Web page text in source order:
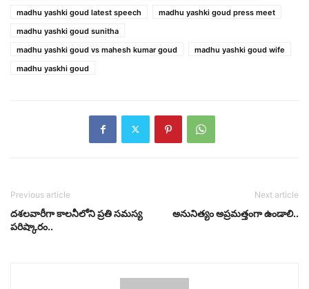
madhu yashki goud latest speech
madhu yashki goud press meet
madhu yashki goud sunitha
madhu yashki goud vs mahesh kumar goud
madhu yashki goud wife
madhu yaskhi goud
Previous article
దశలవారీగా కాలనీలోని ప్రతి సమస్య
పరిష్కారం..
Next article
అనునిత్యం అప్ర‌మ‌త్తంగా ఉండాలి..